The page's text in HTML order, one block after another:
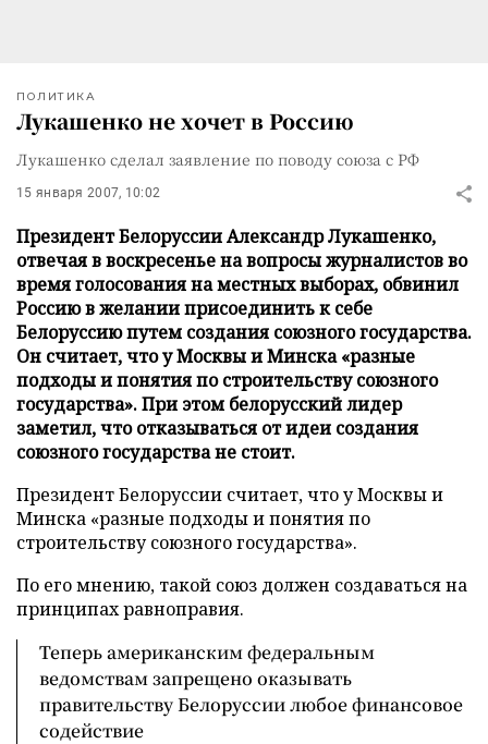
ПОЛИТИКА
Лукашенко не хочет в Россию
Лукашенко сделал заявление по поводу союза с РФ
15 января 2007, 10:02
Президент Белоруссии Александр Лукашенко,
отвечая в воскресенье на вопросы журналистов во
время голосования на местных выборах, обвинил
Россию в желании присоединить к себе
Белоруссию путем создания союзного государства.
Он считает, что у Москвы и Минска «разные
подходы и понятия по строительству союзного
государства». При этом белорусский лидер
заметил, что отказываться от идеи создания
союзного государства не стоит.
Президент Белоруссии считает, что у Москвы и
Минска «разные подходы и понятия по
строительству союзного государства».
По его мнению, такой союз должен создаваться на
принципах равноправия.
Теперь американским федеральным
ведомствам запрещено оказывать
правительству Белоруссии любое финансовое
содействие